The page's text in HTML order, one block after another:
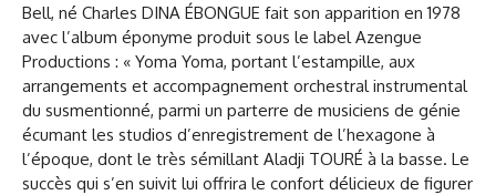
Bell, né Charles DINA ÉBONGUE fait son apparition en 1978
avec l’album éponyme produit sous le label Azengue
Productions : « Yoma Yoma, portant l’estampille, aux
arrangements et accompagnement orchestral instrumental
du susmentionné, parmi un parterre de musiciens de génie
écumant les studios d’enregistrement de l’hexagone à
l’époque, dont le très sémillant Aladji TOURÉ à la basse. Le
succès qui s’en suivit lui offrira le confort délicieux de figurer